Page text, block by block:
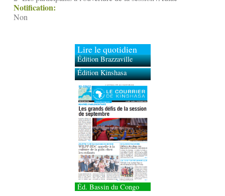
Notification:
Non
Lire le quotidien
Édition Brazzaville
Édition Kinshasa
Éd. Bassin du Congo